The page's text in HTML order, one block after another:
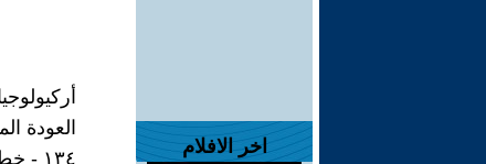
اخر الافلام
العودة
١٣٤ - خطورة الجدية في الحياة